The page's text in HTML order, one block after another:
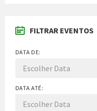
FILTRAR EVENTOS
DATA DE:
DATA ATÉ: